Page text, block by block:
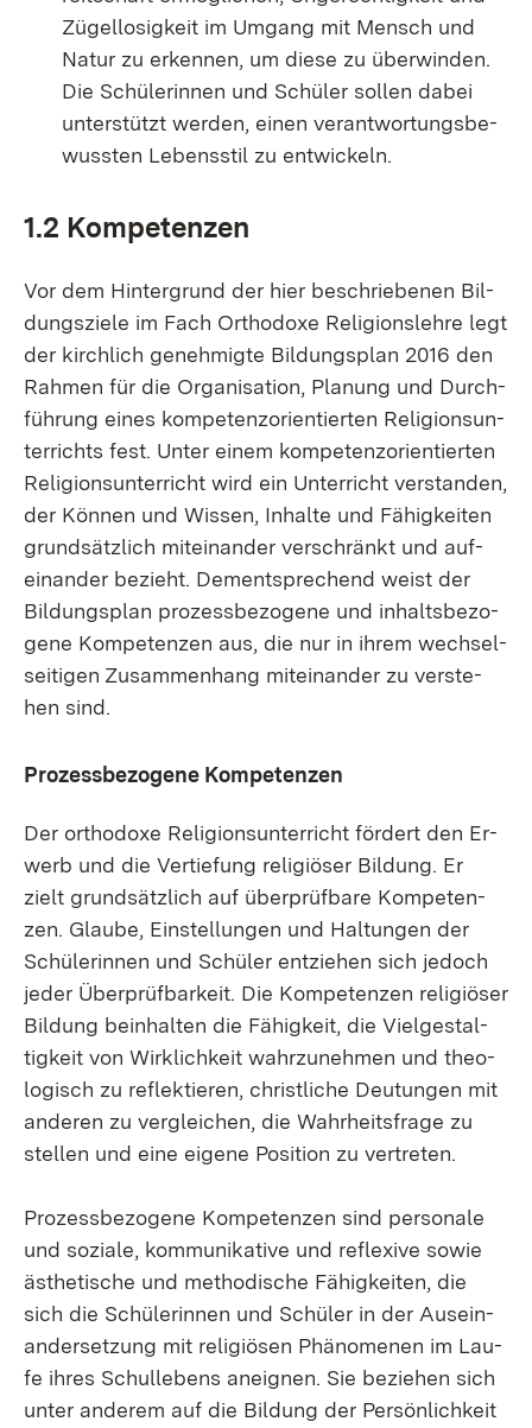
Zü­gel­lo­sig­keit im Um­gang mit Mensch und
Na­tur zu er­ken­nen, um die­se zu über­win­den.
Die Schü­le­rin­nen und Schü­ler sol­len da­bei
un­ter­stützt wer­den, ei­nen ver­ant­wor­tungs­be­
wuss­ten Le­bens­stil zu ent­wi­ckeln.
1.2 Kom­pe­ten­zen
Vor dem Hin­ter­grund der hier be­schrie­be­nen Bil­
dungs­zie­le im Fach Or­tho­do­xe Re­li­gi­ons­leh­re legt
der kirch­lich ge­neh­mig­te Bil­dungs­plan 2016 den
Rah­men für die Or­ga­ni­sa­ti­on, Pla­nung und Durch­
füh­rung ei­nes kom­pe­tenz­ori­en­tier­ten Re­li­gi­ons­un­
ter­richts fest. Un­ter ei­nem kom­pe­tenz­ori­en­tier­ten
Re­li­gi­ons­un­ter­richt wird ein Un­ter­richt ver­stan­den,
der Kön­nen und Wis­sen, In­hal­te und Fä­hig­kei­ten
grund­sätz­lich mit­ein­an­der ver­schränkt und auf­
ein­an­der be­zieht. Dem­entspre­chend weist der
Bil­dungs­plan pro­zess­be­zo­ge­ne und in­halts­be­zo­
ge­ne Kom­pe­ten­zen aus, die nur in ih­rem wech­sel­
sei­ti­gen Zu­sam­men­hang mit­ein­an­der zu ver­ste­
hen sind.
Pro­zess­be­zo­ge­ne Kom­pe­ten­zen
Der or­tho­do­xe Re­li­gi­ons­un­ter­richt för­dert den Er­
werb und die Ver­tie­fung re­li­giö­ser Bil­dung. Er
zielt grund­sätz­lich auf über­prüf­ba­re Kom­pe­ten­
zen. Glau­be, Ein­stel­lun­gen und Hal­tun­gen der
Schü­le­rin­nen und Schü­ler ent­zie­hen sich je­doch
je­der Über­prüf­bar­keit. Die Kom­pe­ten­zen re­li­giö­ser
Bil­dung be­inhal­ten die Fä­hig­keit, die Viel­ge­stal­
tig­keit von Wirk­lich­keit wahr­zu­neh­men und theo­
lo­gisch zu re­flek­tie­ren, christ­li­che Deu­tun­gen mit
an­de­ren zu ver­glei­chen, die Wahr­heits­fra­ge zu
stel­len und ei­ne ei­ge­ne Po­si­ti­on zu ver­tre­ten.
Pro­zess­be­zo­ge­ne Kom­pe­ten­zen sind per­so­na­le
und so­zia­le, kom­mu­ni­ka­ti­ve und re­fle­xi­ve so­wie
äs­the­ti­sche und me­tho­di­sche Fä­hig­kei­ten, die
sich die Schü­le­rin­nen und Schü­ler in der Aus­ein­
an­der­set­zung mit re­li­giö­sen Phä­no­me­nen im Lau­
fe ih­res Schul­le­bens an­eig­nen. Sie be­zie­hen sich
un­ter an­de­rem auf die Bil­dung der Per­sön­lich­keit